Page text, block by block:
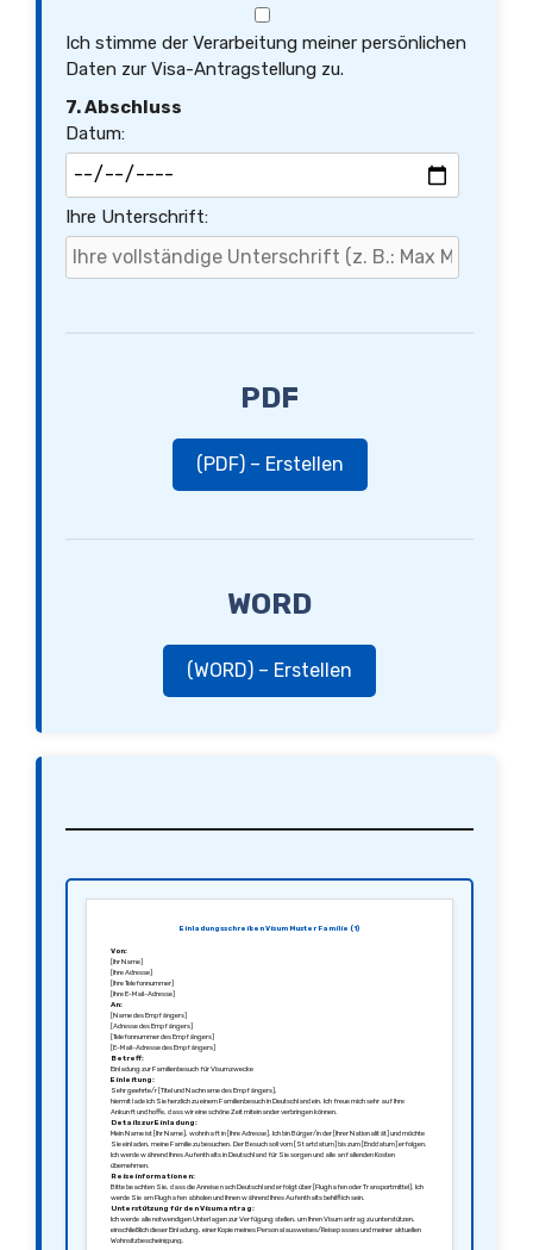
Ich stimme der Verarbeitung meiner persönlichen
Daten zur Visa-Antragstellung zu.
7. Abschluss
Datum:
Ihre Unterschrift:
PDF
(PDF) – Erstellen
WORD
(WORD) – Erstellen
Einladungsschreiben Visum Muster Familie (1)
Von:
[Ihr Name]
[Ihre Adresse]
[Ihre Telefonnummer]
[Ihre E-Mail-Adresse]
An:
[Name des Empfängers]
[Adresse des Empfängers]
[Telefonnummer des Empfängers]
[E-Mail-Adresse des Empfängers]
Betreff:
Einladung zur Familienbesuch für Visumzwecke
Einleitung:
Sehr geehrte/r [Titel und Nachname des Empfängers],
hiermit lade ich Sie herzlich zu einem Familienbesuch in Deutschland ein. Ich freue mich sehr auf Ihre
Ankunft und hoffe, dass wir eine schöne Zeit miteinander verbringen können.
Details zur Einladung:
Mein Name ist [Ihr Name], wohnhaft in [Ihre Adresse]. Ich bin Bürger/in der [Ihrer Nationalität] und möchte
Sie einladen, meine Familie zu besuchen. Der Besuch soll vom [Startdatum] bis zum [Enddatum] erfolgen.
Ich werde während Ihres Aufenthalts in Deutschland für Sie sorgen und alle anfallenden Kosten
übernehmen.
Reiseinformationen:
Bitte beachten Sie, dass die Anreise nach Deutschland erfolgt über [Flughafen oder Transportmittel]. Ich
werde Sie am Flughafen abholen und Ihnen während Ihres Aufenthalts behilflich sein.
Unterstützung für den Visumantrag:
Ich werde alle notwendigen Unterlagen zur Verfügung stellen, um Ihren Visumantrag zu unterstützen,
einschließlich dieser Einladung, einer Kopie meines Personalausweises/Reisepasses und meiner aktuellen
Wohnsitzbescheinigung.